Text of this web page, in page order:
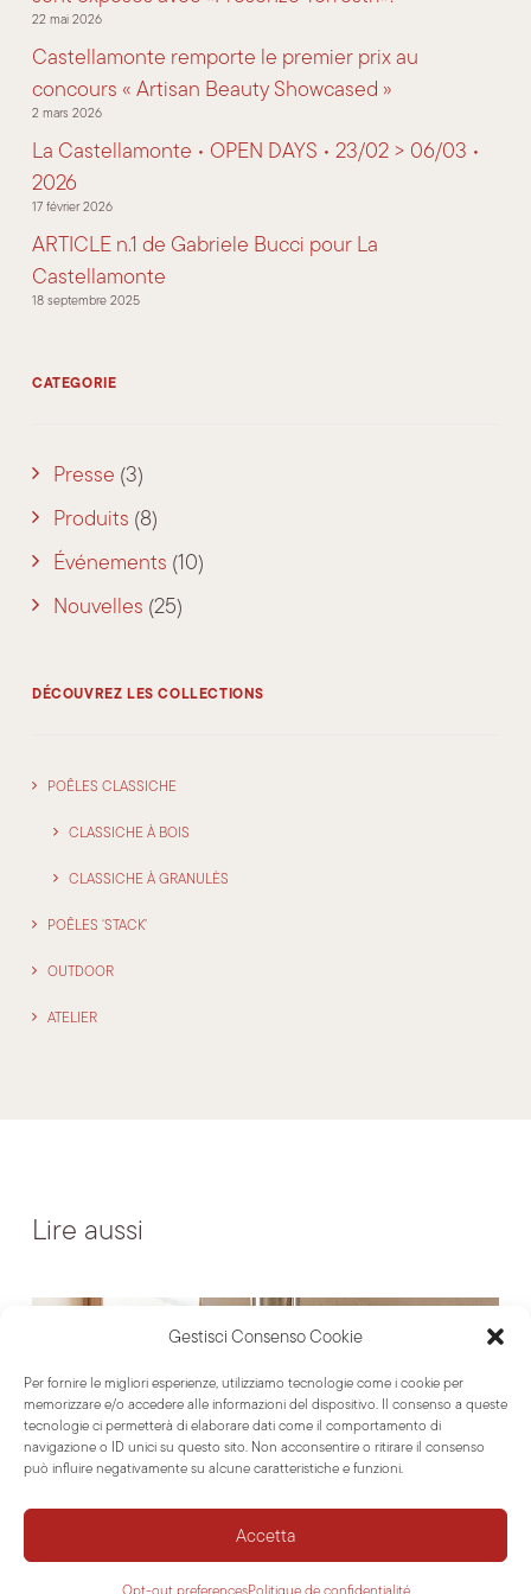
Gestisci Consenso Cookie
Per fornire le migliori esperienze, utilizziamo tecnologie come i cookie per
memorizzare e/o accedere alle informazioni del dispositivo. Il consenso a queste
tecnologie ci permetterà di elaborare dati come il comportamento di
navigazione o ID unici su questo sito. Non acconsentire o ritirare il consenso
può influire negativamente su alcune caratteristiche e funzioni.
Accetta
Opt-out preferencesPolitique de confidentialité
22 mai 2026
Castellamonte remporte le premier prix au
concours « Artisan Beauty Showcased »
2 mars 2026
La Castellamonte • OPEN DAYS • 23/02 > 06/03 •
2026
17 février 2026
ARTICLE n.1 de Gabriele Bucci pour La
Castellamonte
18 septembre 2025
CATEGORIE
Presse (3)
Produits (8)
Événements (10)
Nouvelles (25)
DÉCOUVREZ LES COLLECTIONS
POÊLES CLASSICHE
CLASSICHE À BOIS
CLASSICHE À GRANULÈS
POÊLES ‘STACK’
OUTDOOR
ATELIER
Lire aussi
NOUVELLES